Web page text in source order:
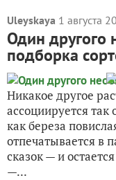
Uleyskaya 1 августа
Один другого
подборка
Никакое другое
ассоциируется так
как береза
отпечатывается в
сказок — и
—...